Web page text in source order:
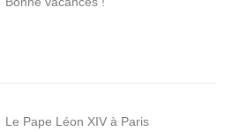
Le Pape Léon XIV à Paris